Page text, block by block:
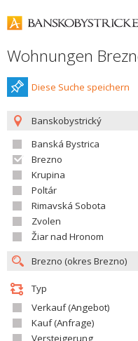
Wohnungen
Diese Suche speichern
Banskobystrický
Banská Bystrica
Brezno
Krupina
Poltár
Rimavská Sobota
Zvolen
Žiar nad Hronom
Typ
Verkauf (Angebot)
Kauf (Anfrage)
Versteigerung